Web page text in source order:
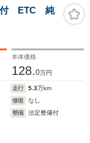
付 ETC 純
本体価格
128.0万円
走行 5.3万km
修復
なし
整備
法定整備付